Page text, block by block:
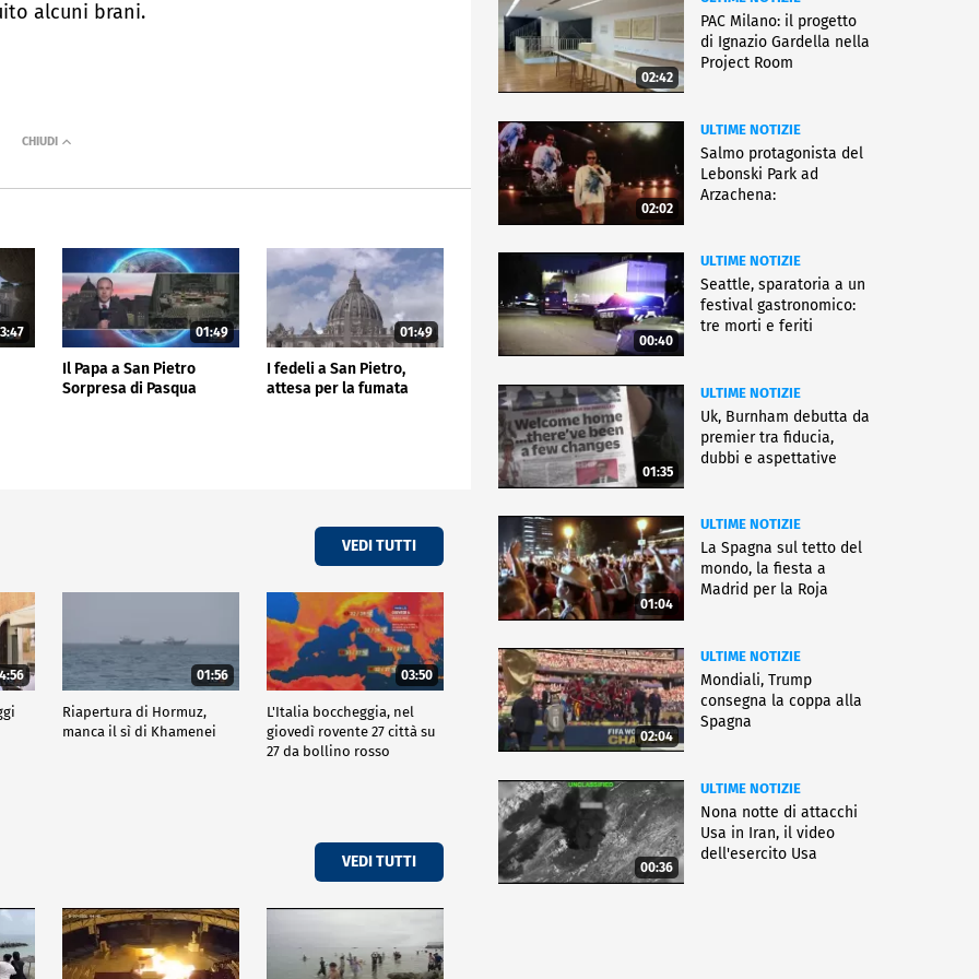
alcuni brani.
01:49
Il Papa a San Pietro
Sorpresa di Pasqua
01:49
I fedeli a San Pietro,
attesa per la fumata
VEDI TUTTI
01:56
Riapertura di Hormuz,
manca il sì di Khamenei
03:50
L'Italia boccheggia, nel
giovedì rovente 27 città su
27 da bollino rosso
VEDI TUTTI
02:42
PAC Milano: il progetto
di Ignazio Gardella nella
Project Room
02:02
ULTIME NOTIZIE
Salmo protagonista del
Lebonski Park ad
Arzachena:
00:40
ULTIME NOTIZIE
Seattle, sparatoria a un
festival gastronomico:
tre morti e feriti
01:35
ULTIME NOTIZIE
Uk, Burnham debutta da
premier tra fiducia,
dubbi e aspettative
01:04
ULTIME NOTIZIE
La Spagna sul tetto del
mondo, la fiesta a
Madrid per la Roja
02:04
ULTIME NOTIZIE
Mondiali, Trump
consegna la coppa alla
Spagna
00:36
ULTIME NOTIZIE
Nona notte di attacchi
Usa in Iran, il video
dell'esercito Usa